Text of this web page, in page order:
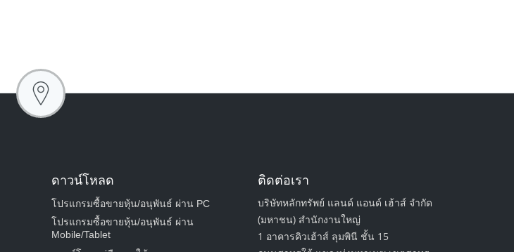
ดาวน์โหลด
โปรแกรมซื้อขายหุ้น/อนุพันธ์ ผ่าน PC
โปรแกรมซื้อขายหุ้น/อนุพันธ์ ผ่าน
Mobile/Tablet
ติดต่อเรา
บริษัทหลักทรัพย์ แลนด์ แอนด์ เฮ้าส์ จำกัด
(มหาชน) สำนักงานใหญ่
1 อาคารคิวเฮ้าส์ ลุมพินี ชั้น 15